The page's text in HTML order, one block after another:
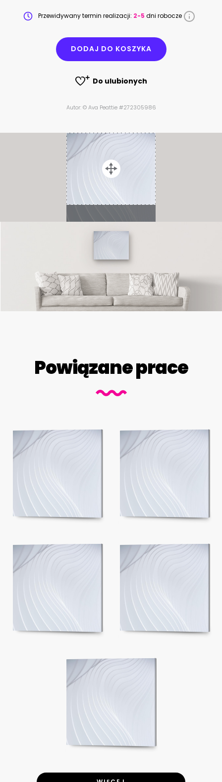
Przewidywany termin realizacji: 2-5 dni robocze
DODAJ DO KOSZYKA
Do ulubionych
Autor: © Ava Peattie #272305986
Powiązane prace